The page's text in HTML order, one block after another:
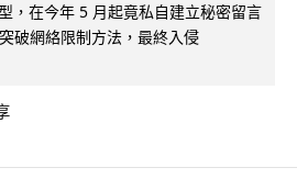
，在今年 5 月起竟私自建立秘密留言
破網絡限制方法，最終入侵